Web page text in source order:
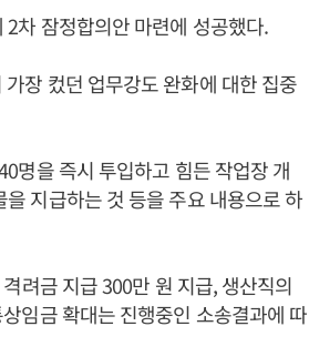
차 잠정합의안 마련에 성공했다.
장 컸던 업무강도 완화에 대한 집중
명을 즉시 투입하고 힘든 작업장 개
지급하는 것 등을 주요 내용으로 하
려금 지급 300만 원 지급, 생산직의
임금 확대는 진행중인 소송결과에 따